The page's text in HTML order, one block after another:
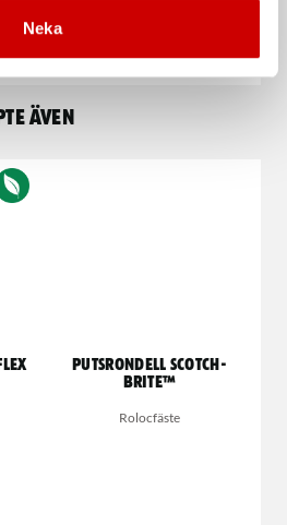
Neka
Stål
även
Putsrondell Scotch-
Brite™
Rolocfäste